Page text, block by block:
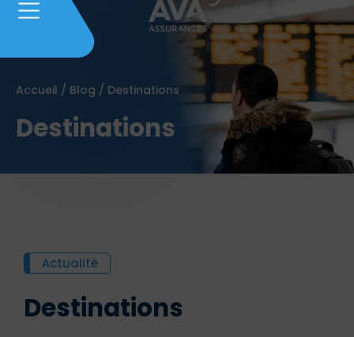
Accueil / Blog / Destinations
Destinations
Actualité
Destinations